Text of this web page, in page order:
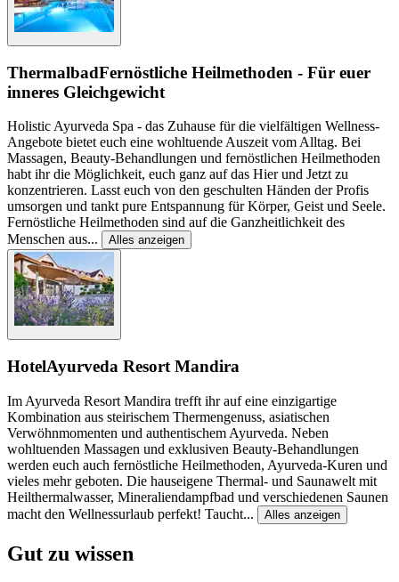
ThermalbadFernöstliche Heilmethoden - Für euer
inneres Gleichgewicht
Holistic Ayurveda Spa - das Zuhause für die vielfältigen Wellness-
Angebote bietet euch eine wohltuende Auszeit vom Alltag. Bei
Massagen, Beauty-Behandlungen und fernöstlichen Heilmethoden
habt ihr die Möglichkeit, euch ganz auf das Hier und Jetzt zu
konzentrieren. Lasst euch von den geschulten Händen der Profis
umsorgen und tankt pure Entspannung für Körper, Geist und Seele.
Fernöstliche Heilmethoden sind auf die Ganzheitlichkeit des
Menschen aus... Alles anzeigen
HotelAyurveda Resort Mandira
Im Ayurveda Resort Mandira trefft ihr auf eine einzigartige
Kombination aus steirischem Thermengenuss, asiatischen
Verwöhnmomenten und authentischem Ayurveda. Neben
wohltuenden Massagen und exklusiven Beauty-Behandlungen
werden euch auch fernöstliche Heilmethoden, Ayurveda-Kuren und
vieles mehr geboten. Die hauseigene Thermal- und Saunawelt mit
Heilthermalwasser, Mineraliendampfbad und verschiedenen Saunen
macht den Wellnessurlaub perfekt! Taucht... Alles anzeigen
Gut zu wissen